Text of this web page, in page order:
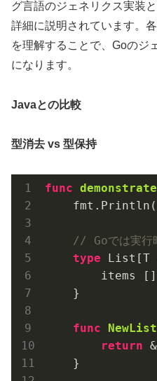
グ言語のジェネリクス実装
詳細に説明されています。
を理解することで、Goのジ
になります。
Javaとの比較
型消去 vs 型保持
func
    fmt.Println(
// Goでは実行
type List[T
items
    }
func NewList
return
    }